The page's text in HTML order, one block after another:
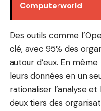
Computerworld
Des outils comme
clé, avec 95% des
autour d’eux. En
leurs données en un
rationaliser l’analyse
deux tiers des